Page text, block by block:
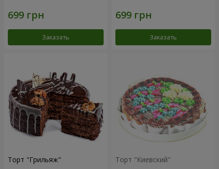
Заказать Заказать
Торт "Грильяж" Торт "Киевский"